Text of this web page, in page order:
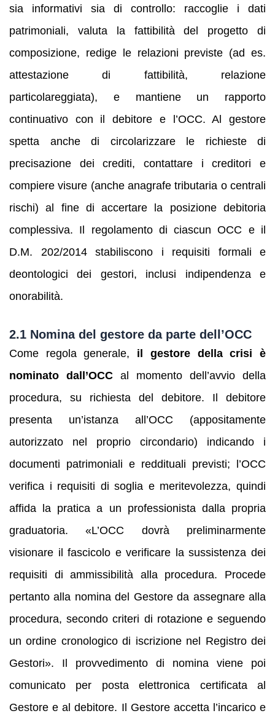
sia informativi sia di controllo: raccoglie i dati
patrimoniali, valuta la fattibilità del progetto di
composizione, redige le relazioni previste (ad es.
attestazione di fattibilità, relazione
particolareggiata), e mantiene un rapporto
continuativo con il debitore e l’OCC. Al gestore
spetta anche di circolarizzare le richieste di
precisazione dei crediti, contattare i creditori e
compiere visure (anche anagrafe tributaria o centrali
rischi) al fine di accertare la posizione debitoria
complessiva. Il regolamento di ciascun OCC e il
D.M. 202/2014 stabiliscono i requisiti formali e
deontologici dei gestori, inclusi indipendenza e
onorabilità.
2.1 Nomina del gestore da parte dell’OCC
Come regola generale, il gestore della crisi è
nominato dall’OCC al momento dell’avvio della
procedura, su richiesta del debitore. Il debitore
presenta un’istanza all’OCC (appositamente
autorizzato nel proprio circondario) indicando i
documenti patrimoniali e reddituali previsti; l’OCC
verifica i requisiti di soglia e meritevolezza, quindi
affida la pratica a un professionista dalla propria
graduatoria. «L’OCC dovrà preliminarmente
visionare il fascicolo e verificare la sussistenza dei
requisiti di ammissibilità alla procedura. Procede
pertanto alla nomina del Gestore da assegnare alla
procedura, secondo criteri di rotazione e seguendo
un ordine cronologico di iscrizione nel Registro dei
Gestori». Il provvedimento di nomina viene poi
comunicato per posta elettronica certificata al
Gestore e al debitore. Il Gestore accetta l’incarico e